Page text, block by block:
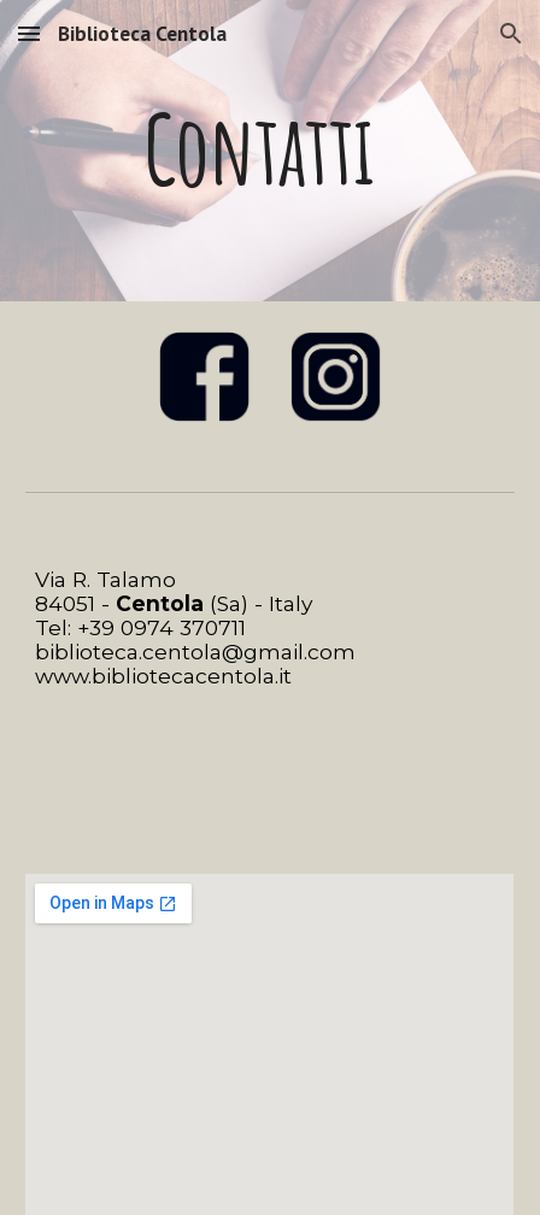
Skip to main content Skip to navigation
Biblioteca Centola
Contatti
Via R. Talamo
84051 - Centola (Sa) - Italy
Tel: +39 0974 370711
biblioteca.centola@gmail.com
www.bibliotecacentola.it